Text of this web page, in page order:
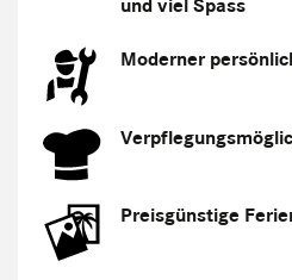
und viel Spass
Moderner
Preisgünstige